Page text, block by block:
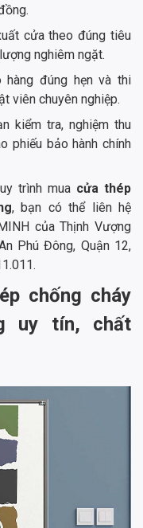
cửa theo đúng tiêu
nghiêm ngặt.
hàng đúng hẹn và thi
viên chuyên nghiệp.
kiểm tra, nghiệm thu
phiếu bảo hành chính
trình mua cửa thép
, bạn có thể liên hệ
của Thịnh Vượng
Phú Đông, Quận 12,
chống cháy
uy tín, chất